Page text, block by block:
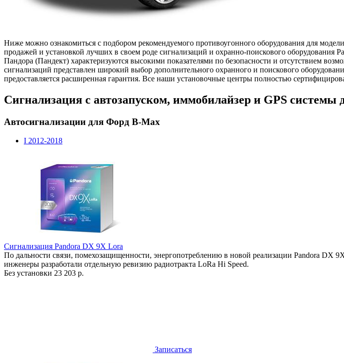
Ниже можно ознакомиться с подбором рекомендуемого противоугонного оборудования для
продажей и установкой лучших в своем роде сигнализаций и охранно-поискового
Пандора (Пандект) характеризуются высокими показателями по безопасности и отсутствием
сигнализаций представлен широкий выбор дополнительного охранного и поискового
предоставляется расширенная гарантия. Все наши установочные центры полностью
Сигнализация с автозапуском, иммобилайзер и GPS системы
Автосигнализации для Форд B-Max
I 2012-2018
Сигнализация Pandora DX 9X Lora
По дальности связи, помехозащищенности, энергопотреблению в новой реализации Pandora
инженеры разработали отдельную ревизию радиотракта LoRa Hi Speed.
Без установки 23 203 р.
Записаться